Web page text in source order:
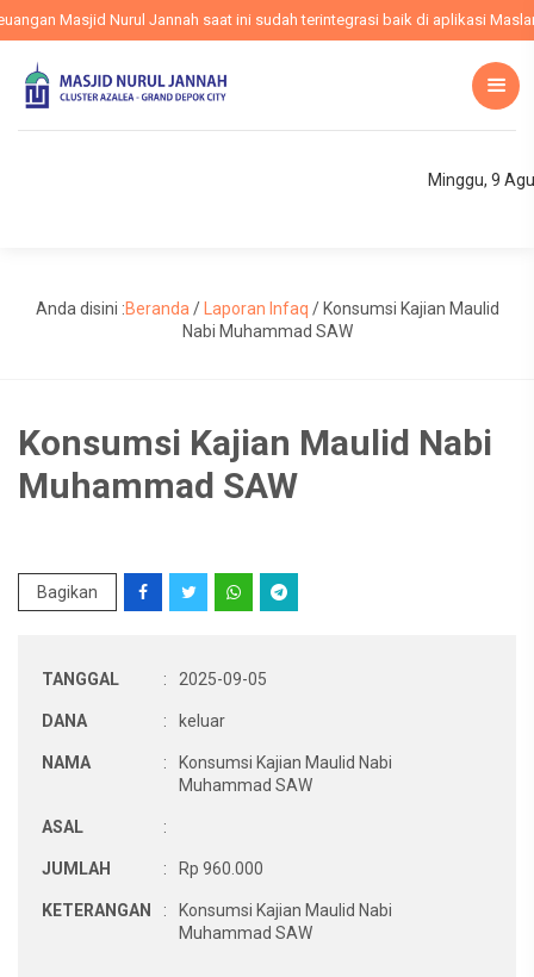
Masjid Nurul Jannah saat ini sudah terintegrasi baik di aplikasi
Minggu, 9
Anda disini :Beranda / Laporan Infaq / Konsumsi Kajian Maulid
Nabi Muhammad SAW
Konsumsi Kajian Maulid Nabi
Muhammad SAW
Bagikan
TANGGAL : 2025-09-05
DANA : keluar
NAMA :
Konsumsi Kajian Maulid Nabi
Muhammad SAW
ASAL :
JUMLAH : Rp 960.000
KETERANGAN :
Konsumsi Kajian Maulid Nabi
Muhammad SAW